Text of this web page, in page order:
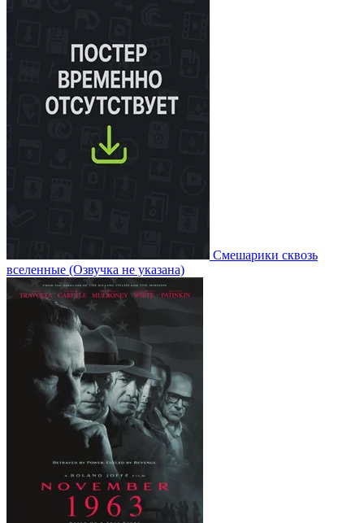
Смешарики сквозь
вселенные (Озвучка не указана)